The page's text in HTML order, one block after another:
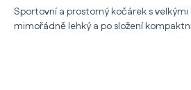
Sportovní a prostorný kočárek s
mimořádně lehký a po složení